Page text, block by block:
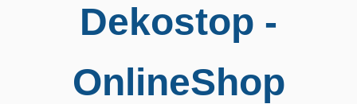
Dekostop -
OnlineShop